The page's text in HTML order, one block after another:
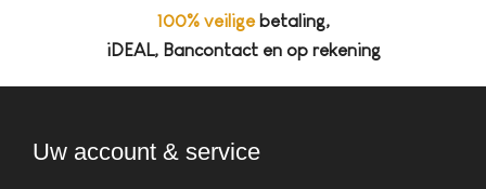
100% veiligebetaling,
iDEAL, Bancontact en op rekening
Uw account & service